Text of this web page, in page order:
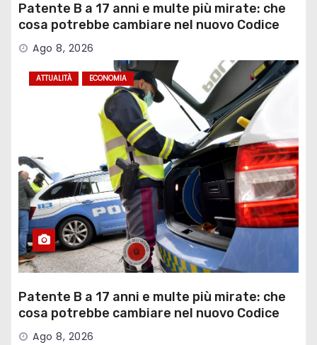
Patente B a 17 anni e multe più mirate: che
cosa potrebbe cambiare nel nuovo Codice
della Strada
Ago 8, 2026
ATTUALITÀ ECONOMIA
Patente B a 17 anni e multe più mirate: che
cosa potrebbe cambiare nel nuovo Codice
della Strada
Ago 8, 2026